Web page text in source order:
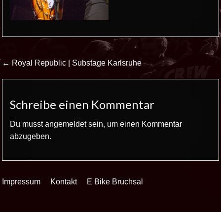
Beitrags-
Navigation
← Royal Republic | Substage Karlsruhe
Schreibe einen Kommentar
Du musstangemeldetsein, um einen Kommentar
abzugeben.
Impressum Kontakt E Bike Bruchsal